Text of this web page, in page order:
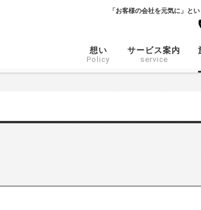
「お客様の会社を元気に」と
想い
Policy
サービス案内
service